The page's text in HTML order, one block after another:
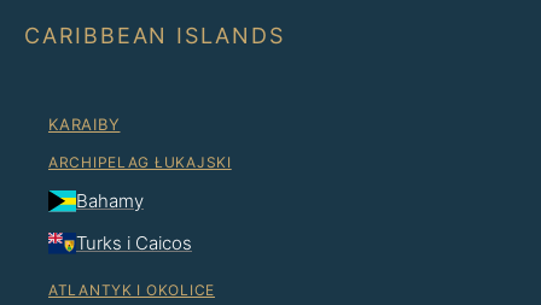
CARIBBEAN ISLANDS
KARAIBY
ARCHIPELAG ŁUKAJSKI
Bahamy
Turks i Caicos
ATLANTYK I OKOLICE